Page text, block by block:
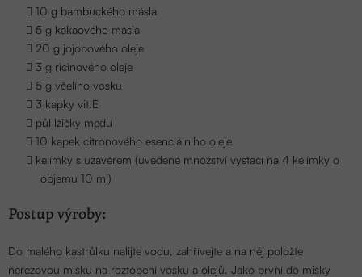
10 g bambuckého másla
5 g kakaového másla
20 g jojobového oleje
3 g ricinového oleje
5 g včelího vosku
3 kapky vit.E
půl lžičky medu
10 kapek citronového esenciálního oleje
kelímky s uzávěrem (uvedené množství vystačí na 4 kelímky o
objemu 10 ml)
Postup výroby:
Do malého kastrůlku nalijte vodu, zahřívejte a na něj položte
nerezovou misku na roztopení vosku a olejů. Jako první do misky